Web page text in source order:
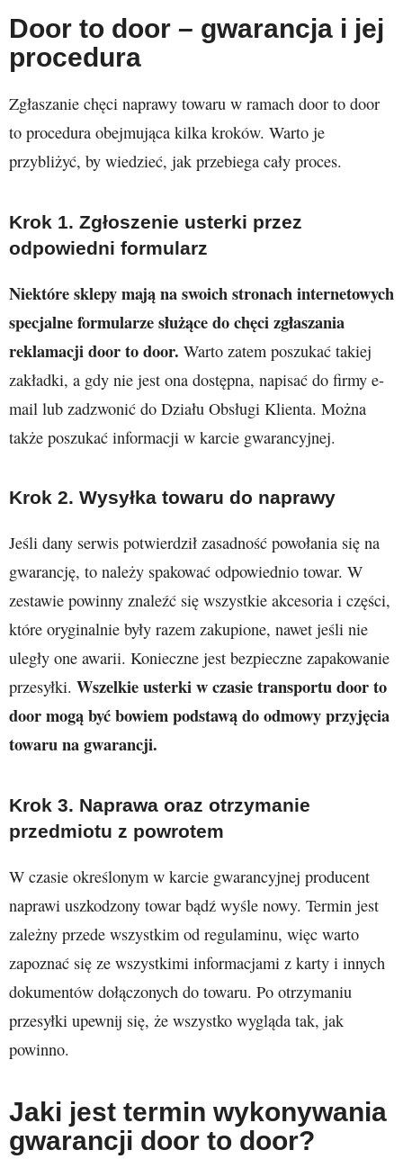
Door to door – gwarancja i jej
procedura
Zgłaszanie chęci naprawy towaru w ramach door to door
to procedura obejmująca kilka kroków. Warto je
przybliżyć, by wiedzieć, jak przebiega cały proces.
Krok 1. Zgłoszenie usterki przez
odpowiedni formularz
Niektóre sklepy mają na swoich stronach internetowych
specjalne formularze służące do chęci zgłaszania
reklamacji door to door. Warto zatem poszukać takiej
zakładki, a gdy nie jest ona dostępna, napisać do firmy e-
mail lub zadzwonić do Działu Obsługi Klienta. Można
także poszukać informacji w karcie gwarancyjnej.
Krok 2. Wysyłka towaru do naprawy
Jeśli dany serwis potwierdził zasadność powołania się na
gwarancję, to należy spakować odpowiednio towar. W
zestawie powinny znaleźć się wszystkie akcesoria i części,
które oryginalnie były razem zakupione, nawet jeśli nie
uległy one awarii. Konieczne jest bezpieczne zapakowanie
przesyłki. Wszelkie usterki w czasie transportu door to
door mogą być bowiem podstawą do odmowy przyjęcia
towaru na gwarancji.
Krok 3. Naprawa oraz otrzymanie
przedmiotu z powrotem
W czasie określonym w karcie gwarancyjnej producent
naprawi uszkodzony towar bądź wyśle nowy. Termin jest
zależny przede wszystkim od regulaminu, więc warto
zapoznać się ze wszystkimi informacjami z karty i innych
dokumentów dołączonych do towaru. Po otrzymaniu
przesyłki upewnij się, że wszystko wygląda tak, jak
powinno.
Jaki jest termin wykonywania
gwarancji door to door?